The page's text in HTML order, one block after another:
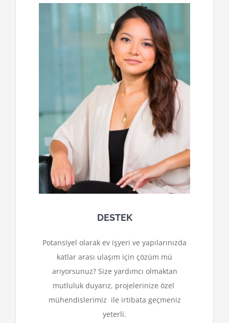
DESTEK
Potansiyel olarak ev işyeri ve yapılarınızda
katlar arası ulaşım için çözüm mü
arıyorsunuz? Size yardımcı olmaktan
mutluluk duyarız, projelerinize özel
mühendislerimiz ile irtibata geçmeniz
yeterli.